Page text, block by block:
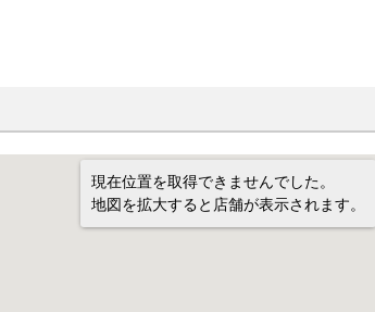
現在位置を取得できませんでした。
地図を拡大すると店舗が表示されます。